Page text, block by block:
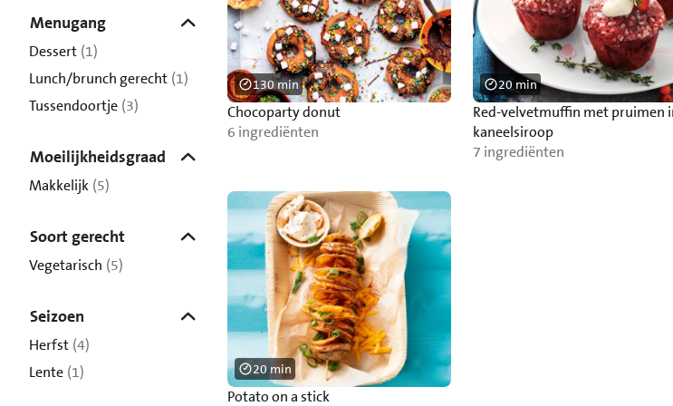
Menugang
Dessert (1)
Lunch/brunch gerecht (1)
Tussendoortje (3)
Moeilijkheidsgraad
Makkelijk (5)
Soort gerecht
Vegetarisch (5)
Seizoen
Herfst (4)
Lente (1)
Chocoparty donut
6 ingrediënten
130 min
Red-velvetmuffin met pruimen
kaneelsiroop
7 ingrediënten
20 min
Potato on a stick
20 min